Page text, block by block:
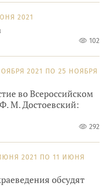
2021
102
2021 ПО 25 НОЯБРЯ
во Всероссийском
М. Достоевский:
292
2021 ПО 11 ИЮНЯ
обсудят